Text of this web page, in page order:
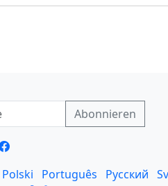
Polski Português Русский